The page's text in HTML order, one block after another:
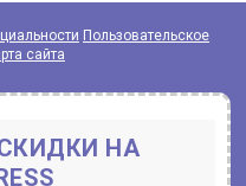
Пользовательское
сайта
НА